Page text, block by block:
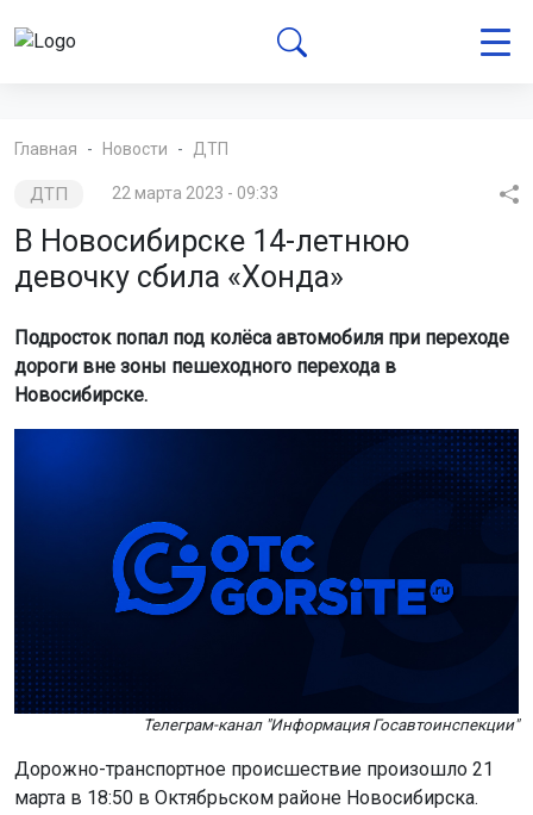
Главная Новости ДТП
ДТП 22 марта 2023 - 09:33
В Новосибирске 14-летнюю
девочку сбила «Хонда»
Подросток попал под колёса автомобиля при переходе
дороги вне зоны пешеходного перехода в
Новосибирске.
Телеграм-канал "Информация Госавтоинспекции"
Дорожно-транспортное происшествие произошло 21
марта в 18:50 в Октябрьском районе Новосибирска.